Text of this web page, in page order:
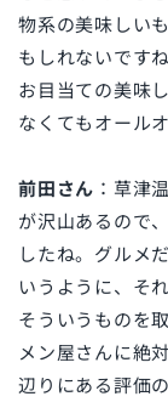
物系の美味しい
もしれないです
お目当ての美味
なくてもオール
前田さん ：草津
が沢山あるので
したね。グルメ
いうように、そ
そういうものを
メン屋さんに絶
辺りにある評価